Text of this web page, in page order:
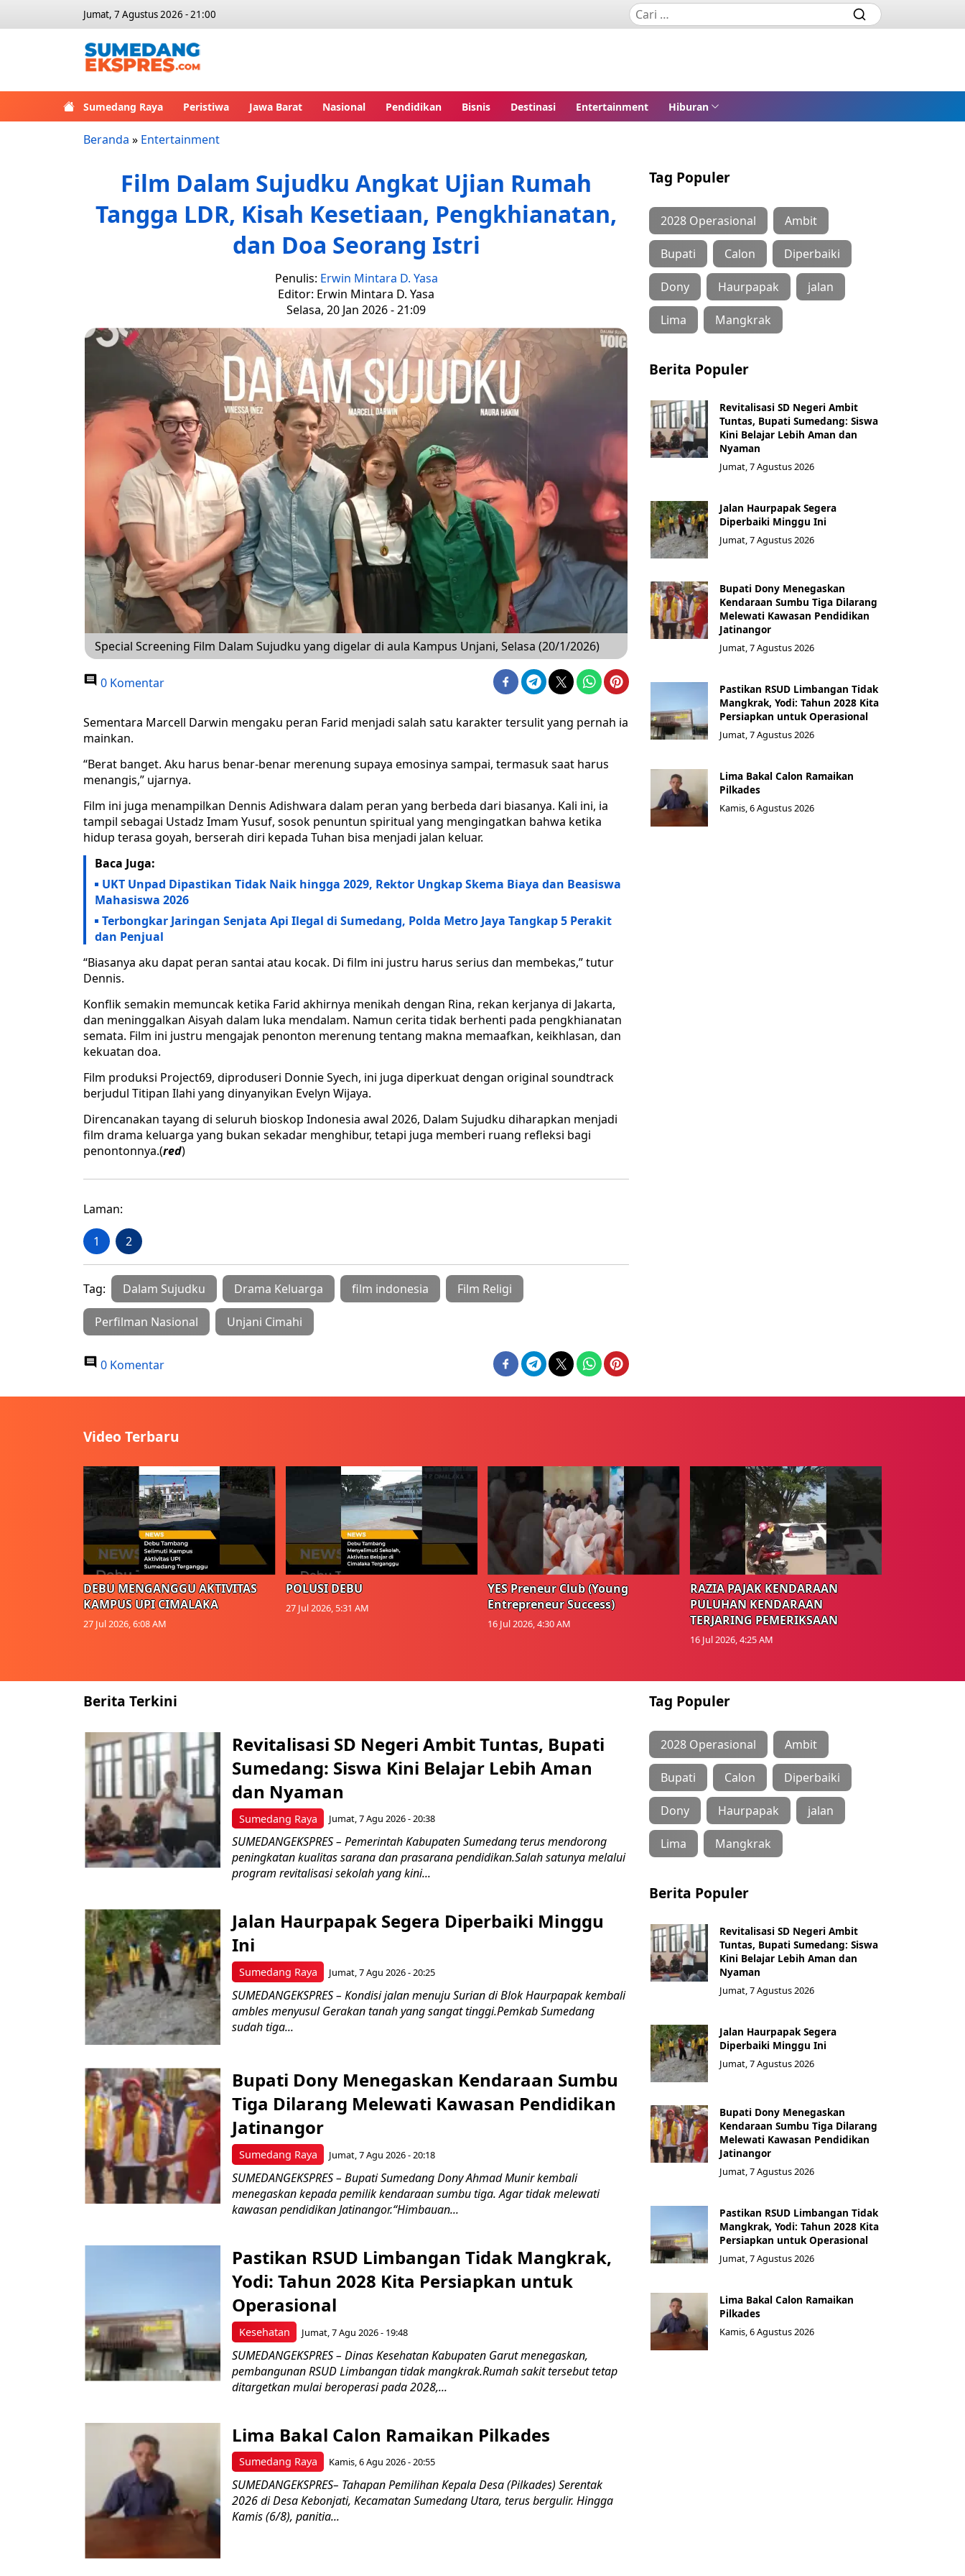
Jumat, 7 Agustus 2026 - 21:00
Sumedang Raya Peristiwa Jawa Barat Nasional Pendidikan Bisnis Destinasi Entertainment Hiburan
Beranda » Entertainment
Film Dalam Sujudku Angkat Ujian Rumah
Tangga LDR, Kisah Kesetiaan, Pengkhianatan,
dan Doa Seorang Istri
Penulis: Erwin Mintara D. Yasa
Editor: Erwin Mintara D. Yasa
Selasa, 20 Jan 2026 - 21:09
Special Screening Film Dalam Sujudku yang digelar di aula Kampus Unjani, Selasa (20/1/2026)
0 Komentar
Sementara Marcell Darwin mengaku peran Farid menjadi salah satu karakter tersulit yang pernah ia
mainkan.
“Berat banget. Aku harus benar-benar merenung supaya emosinya sampai, termasuk saat harus
menangis,” ujarnya.
Film ini juga menampilkan Dennis Adishwara dalam peran yang berbeda dari biasanya. Kali ini, ia
tampil sebagai Ustadz Imam Yusuf, sosok penuntun spiritual yang mengingatkan bahwa ketika
hidup terasa goyah, berserah diri kepada Tuhan bisa menjadi jalan keluar.
Baca Juga:
UKT Unpad Dipastikan Tidak Naik hingga 2029, Rektor Ungkap Skema Biaya dan Beasiswa
Mahasiswa 2026
Terbongkar Jaringan Senjata Api Ilegal di Sumedang, Polda Metro Jaya Tangkap 5 Perakit
dan Penjual
“Biasanya aku dapat peran santai atau kocak. Di film ini justru harus serius dan membekas,” tutur
Dennis.
Konflik semakin memuncak ketika Farid akhirnya menikah dengan Rina, rekan kerjanya di Jakarta,
dan meninggalkan Aisyah dalam luka mendalam. Namun cerita tidak berhenti pada pengkhianatan
semata. Film ini justru mengajak penonton merenung tentang makna memaafkan, keikhlasan, dan
kekuatan doa.
Film produksi Project69, diproduseri Donnie Syech, ini juga diperkuat dengan original soundtrack
berjudul Titipan Ilahi yang dinyanyikan Evelyn Wijaya.
Direncanakan tayang di seluruh bioskop Indonesia awal 2026, Dalam Sujudku diharapkan menjadi
film drama keluarga yang bukan sekadar menghibur, tetapi juga memberi ruang refleksi bagi
penontonnya.(red)
Laman:
1 2
Tag: Dalam Sujudku Drama Keluarga film indonesia Film Religi
Perfilman Nasional Unjani Cimahi
0 Komentar
Tag Populer
2028 Operasional Ambit
Bupati Calon Diperbaiki
Dony Haurpapak jalan
Lima Mangkrak
Berita Populer
Revitalisasi SD Negeri Ambit
Tuntas, Bupati Sumedang: Siswa
Kini Belajar Lebih Aman dan
Nyaman
Jumat, 7 Agustus 2026
Jalan Haurpapak Segera
Diperbaiki Minggu Ini
Jumat, 7 Agustus 2026
Bupati Dony Menegaskan
Kendaraan Sumbu Tiga Dilarang
Melewati Kawasan Pendidikan
Jatinangor
Jumat, 7 Agustus 2026
Pastikan RSUD Limbangan Tidak
Mangkrak, Yodi: Tahun 2028 Kita
Persiapkan untuk Operasional
Jumat, 7 Agustus 2026
Lima Bakal Calon Ramaikan
Pilkades
Kamis, 6 Agustus 2026
Video Terbaru
DEBU MENGANGGU AKTIVITAS
KAMPUS UPI CIMALAKA
27 Jul 2026, 6:08 AM
POLUSI DEBU
27 Jul 2026, 5:31 AM
YES Preneur Club (Young
Entrepreneur Success)
16 Jul 2026, 4:30 AM
RAZIA PAJAK KENDARAAN
PULUHAN KENDARAAN
TERJARING PEMERIKSAAN
16 Jul 2026, 4:25 AM
Berita Terkini
Sumedang Raya
Revitalisasi SD Negeri Ambit Tuntas, Bupati
Sumedang: Siswa Kini Belajar Lebih Aman
dan Nyaman
Jumat, 7 Agu 2026 - 20:38
SUMEDANGEKSPRES – Pemerintah Kabupaten Sumedang terus mendorong
peningkatan kualitas sarana dan prasarana pendidikan.Salah satunya melalui
program revitalisasi sekolah yang kini...
Sumedang Raya
Jalan Haurpapak Segera Diperbaiki Minggu
Ini
Jumat, 7 Agu 2026 - 20:25
SUMEDANGEKSPRES – Kondisi jalan menuju Surian di Blok Haurpapak kembali
ambles menyusul Gerakan tanah yang sangat tinggi.Pemkab Sumedang
sudah tiga...
Sumedang Raya
Bupati Dony Menegaskan Kendaraan Sumbu
Tiga Dilarang Melewati Kawasan Pendidikan
Jatinangor
Jumat, 7 Agu 2026 - 20:18
SUMEDANGEKSPRES – Bupati Sumedang Dony Ahmad Munir kembali
menegaskan kepada pemilik kendaraan sumbu tiga. Agar tidak melewati
kawasan pendidikan Jatinangor.“Himbauan...
Kesehatan
Pastikan RSUD Limbangan Tidak Mangkrak,
Yodi: Tahun 2028 Kita Persiapkan untuk
Operasional
Jumat, 7 Agu 2026 - 19:48
SUMEDANGEKSPRES – Dinas Kesehatan Kabupaten Garut menegaskan,
pembangunan RSUD Limbangan tidak mangkrak.Rumah sakit tersebut tetap
ditargetkan mulai beroperasi pada 2028,...
Sumedang Raya
Lima Bakal Calon Ramaikan Pilkades
Kamis, 6 Agu 2026 - 20:55
SUMEDANGEKSPRES– Tahapan Pemilihan Kepala Desa (Pilkades) Serentak
2026 di Desa Kebonjati, Kecamatan Sumedang Utara, terus bergulir. Hingga
Kamis (6/8), panitia...
Tag Populer
2028 Operasional Ambit
Bupati Calon Diperbaiki
Dony Haurpapak jalan
Lima Mangkrak
Berita Populer
Revitalisasi SD Negeri Ambit
Tuntas, Bupati Sumedang: Siswa
Kini Belajar Lebih Aman dan
Nyaman
Jumat, 7 Agustus 2026
Jalan Haurpapak Segera
Diperbaiki Minggu Ini
Jumat, 7 Agustus 2026
Bupati Dony Menegaskan
Kendaraan Sumbu Tiga Dilarang
Melewati Kawasan Pendidikan
Jatinangor
Jumat, 7 Agustus 2026
Pastikan RSUD Limbangan Tidak
Mangkrak, Yodi: Tahun 2028 Kita
Persiapkan untuk Operasional
Jumat, 7 Agustus 2026
Lima Bakal Calon Ramaikan
Pilkades
Kamis, 6 Agustus 2026